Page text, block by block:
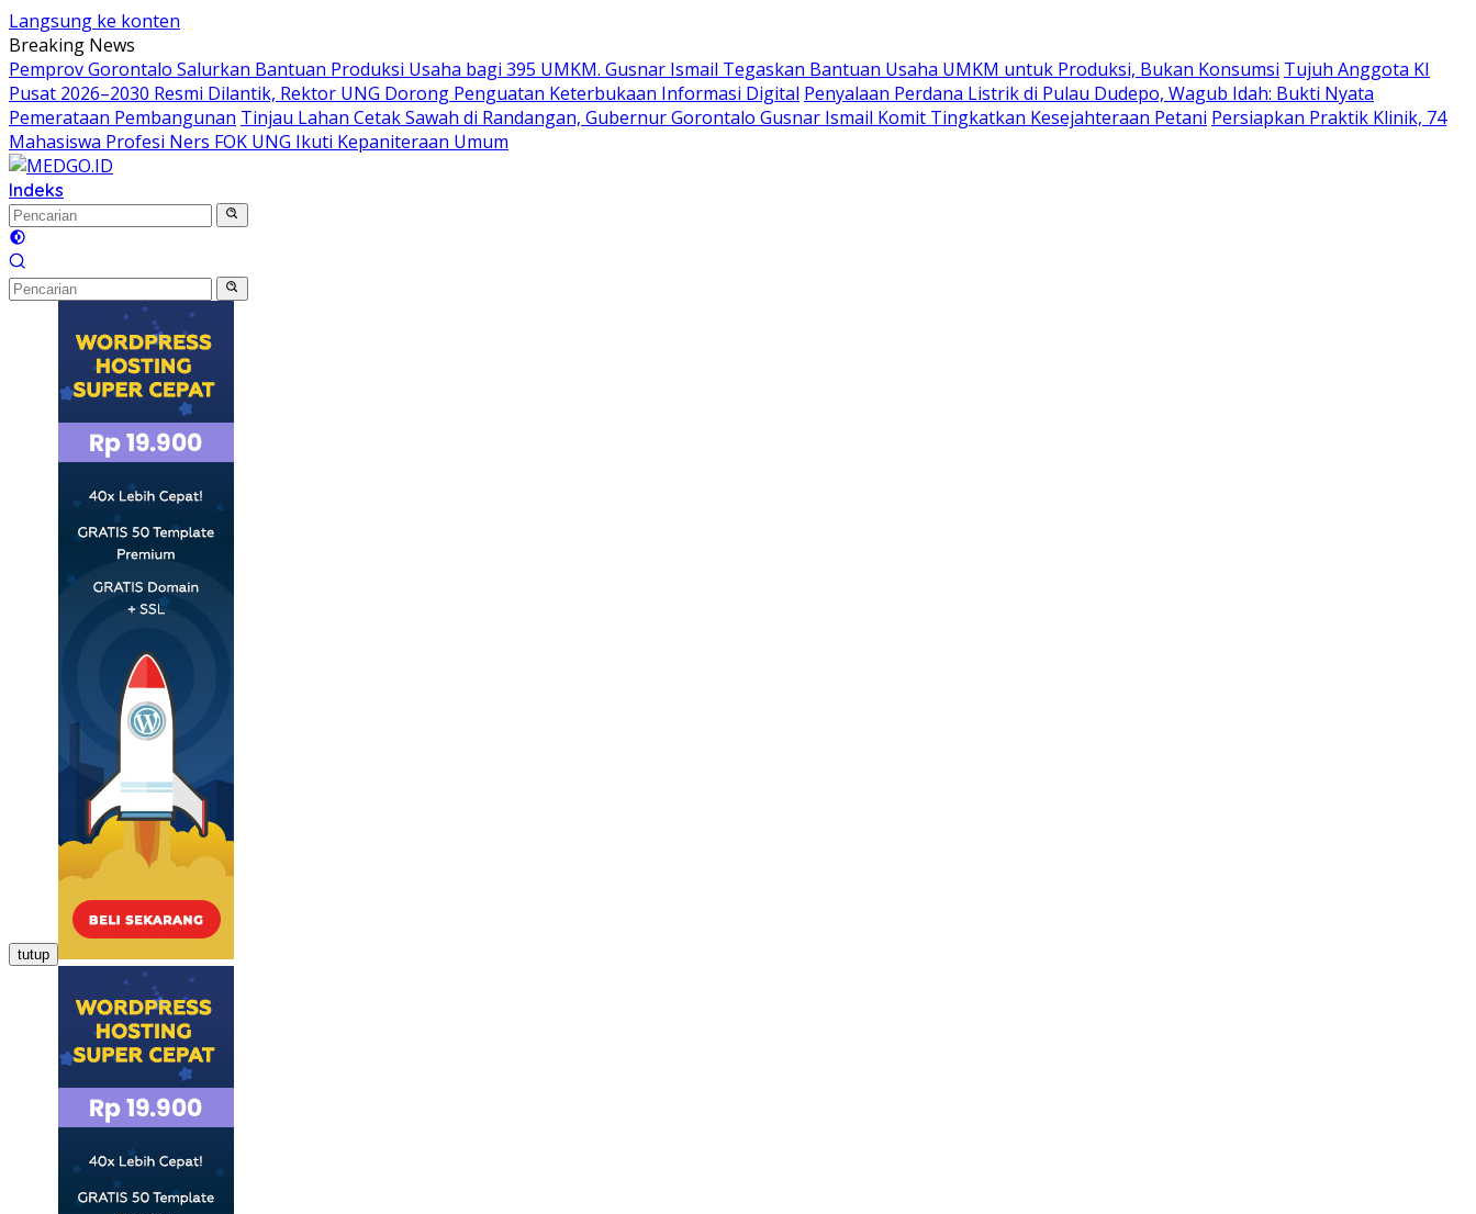
Langsung ke konten
Breaking News
Pemprov Gorontalo Salurkan Bantuan Produksi Usaha bagi 395 UMKM. Gusnar Ismail Tegaskan Bantuan Usaha UMKM untuk Produksi, Bukan Konsumsi Tujuh Anggota KI
Pusat 2026–2030 Resmi Dilantik, Rektor UNG Dorong Penguatan Keterbukaan Informasi Digital Penyalaan Perdana Listrik di Pulau Dudepo, Wagub Idah: Bukti Nyata
Pemerataan Pembangunan Tinjau Lahan Cetak Sawah di Randangan, Gubernur Gorontalo Gusnar Ismail Komit Tingkatkan Kesejahteraan Petani Persiapkan Praktik Klinik, 74
Mahasiswa Profesi Ners FOK UNG Ikuti Kepaniteraan Umum
Indeks
tutup